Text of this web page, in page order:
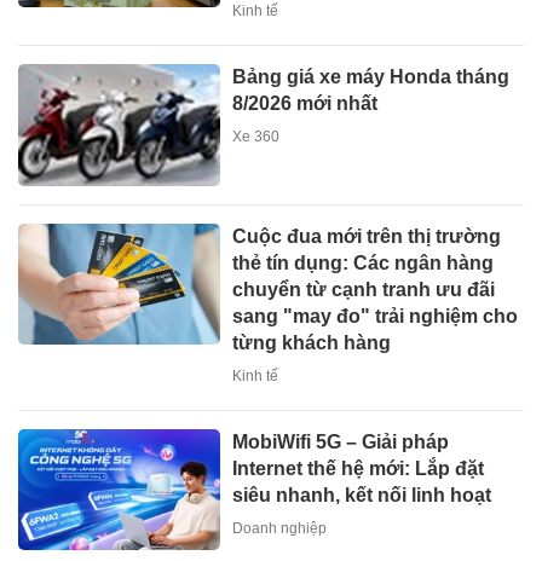
Kinh tế
Bảng giá xe máy Honda tháng
8/2026 mới nhất
Xe 360
Cuộc đua mới trên thị trường
thẻ tín dụng: Các ngân hàng
chuyển từ cạnh tranh ưu đãi
sang "may đo" trải nghiệm cho
từng khách hàng
Kinh tế
MobiWifi 5G – Giải pháp
Internet thế hệ mới: Lắp đặt
siêu nhanh, kết nối linh hoạt
Doanh nghiệp